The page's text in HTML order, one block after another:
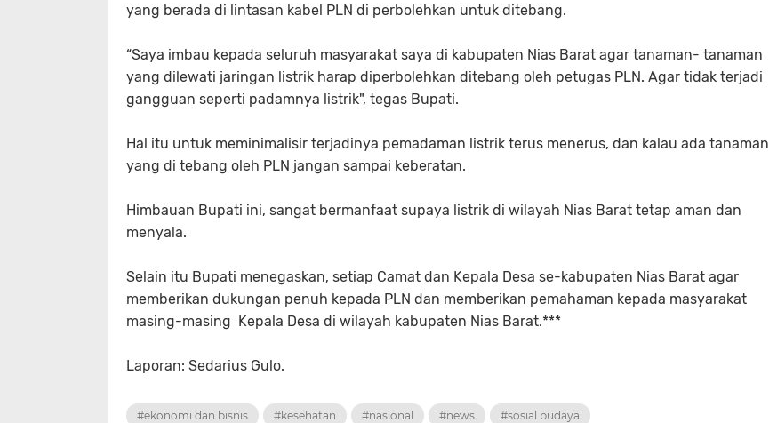
yang berada di lintasan kabel PLN di perbolehkan untuk ditebang.
“Saya imbau kepada seluruh masyarakat saya di kabupaten Nias Barat agar tanaman- tanaman
yang dilewati jaringan listrik harap diperbolehkan ditebang oleh petugas PLN. Agar tidak terjadi
gangguan seperti padamnya listrik", tegas Bupati.
Hal itu untuk meminimalisir terjadinya pemadaman listrik terus menerus, dan kalau ada tanaman
yang di tebang oleh PLN jangan sampai keberatan.
Himbauan Bupati ini, sangat bermanfaat supaya listrik di wilayah Nias Barat tetap aman dan
menyala.
Selain itu Bupati menegaskan, setiap Camat dan Kepala Desa se-kabupaten Nias Barat agar
memberikan dukungan penuh kepada PLN dan memberikan pemahaman kepada masyarakat
masing-masing Kepala Desa di wilayah kabupaten Nias Barat.***
Laporan: Sedarius Gulo.
#ekonomi dan bisnis #kesehatan #nasional #news #sosial budaya